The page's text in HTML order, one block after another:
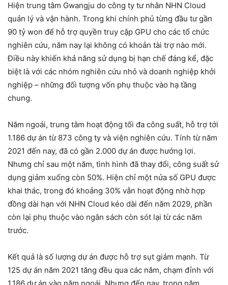
Hiện trung tâm Gwangju do công ty tư nhân NHN Cloud
quản lý và vận hành. Trong khi chính phủ từng đầu tư gần
90 tỷ won để hỗ trợ quyền truy cập GPU cho các tổ chức
nghiên cứu, năm nay lại không có khoản tài trợ nào mới.
Điều này khiến khả năng sử dụng bị hạn chế đáng kể, đặc
biệt là với các nhóm nghiên cứu nhỏ và doanh nghiệp khởi
nghiệp – những đối tượng vốn phụ thuộc vào hạ tầng
chung.
Năm ngoái, trung tâm hoạt động tối đa công suất, hỗ trợ tới
1.186 dự án từ 873 công ty và viện nghiên cứu. Tính từ năm
2021 đến nay, đã có gần 2.000 dự án được hưởng lợi.
Nhưng chỉ sau một năm, tình hình đã thay đổi, công suất sử
dụng giảm xuống còn 50%. Hiện chỉ một nửa số GPU được
khai thác, trong đó khoảng 30% vẫn hoạt động nhờ hợp
đồng dài hạn với NHN Cloud kéo dài đến năm 2029, phần
còn lại phụ thuộc vào ngân sách còn sót lại từ các năm
trước.
Kết quả là số lượng dự án được hỗ trợ sụt giảm mạnh. Từ
125 dự án năm 2021 tăng đều qua các năm, chạm đỉnh với